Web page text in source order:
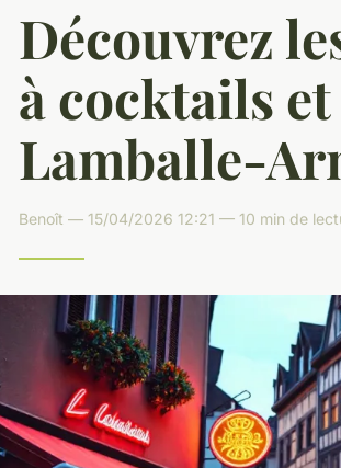
Découvrez
à cocktails
Lamballe-
Benoît — 15/04/2026 12:21 — 10 min de